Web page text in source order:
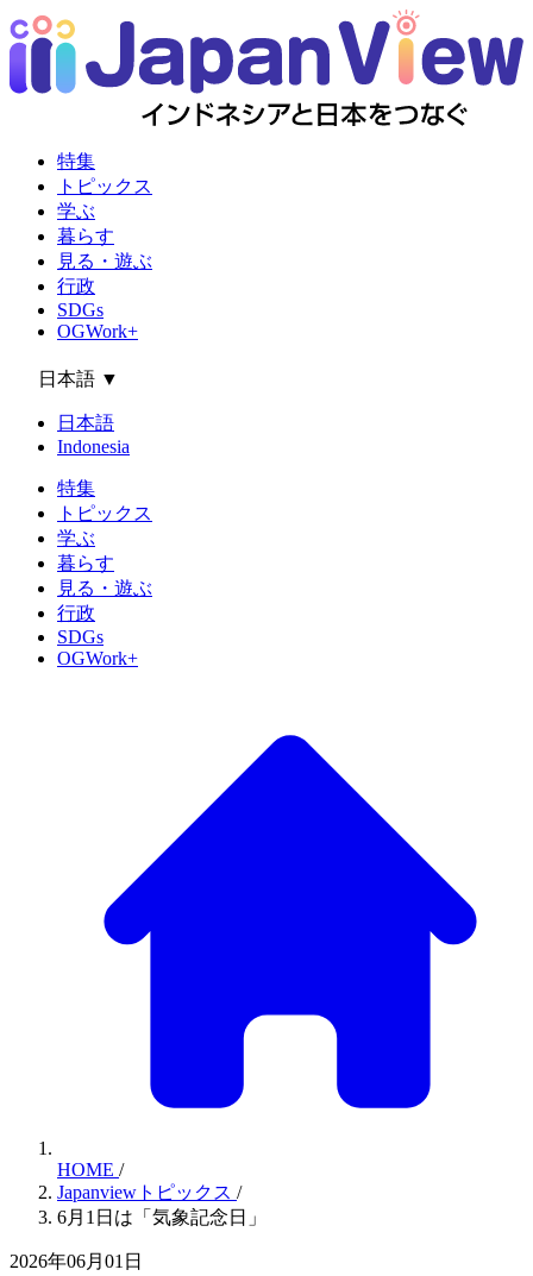
特集
トピックス
学ぶ
暮らす
見る・遊ぶ
行政
SDGs
OGWork+
日本語 ▼
日本語
Indonesia
特集
トピックス
学ぶ
暮らす
見る・遊ぶ
行政
SDGs
OGWork+
HOME /
Japanviewトピックス /
6月1日は「気象記念日」
2026年06月01日